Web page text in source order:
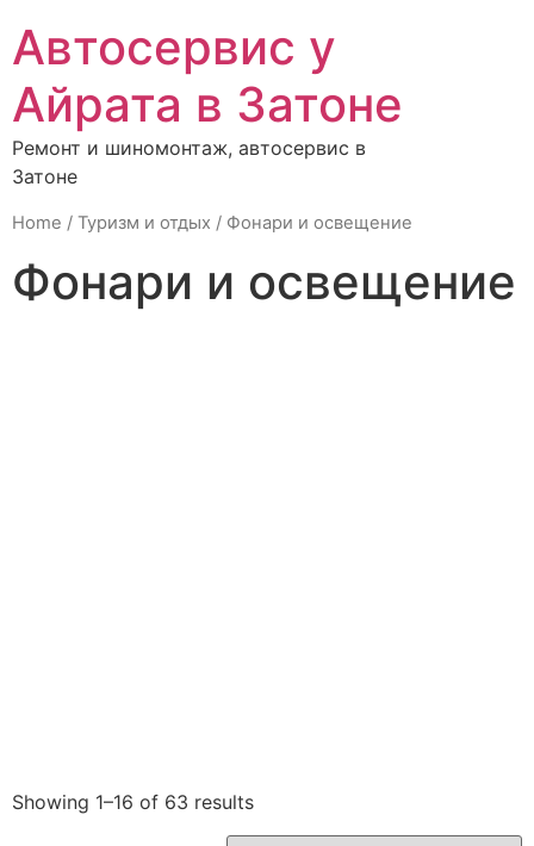
Автосервис у
Айрата в Затоне
Ремонт и шиномонтаж, автосервис в
Затоне
Home / Туризм и отдых / Фонари и освещение
Фонари и освещение
Showing 1–16 of 63 results